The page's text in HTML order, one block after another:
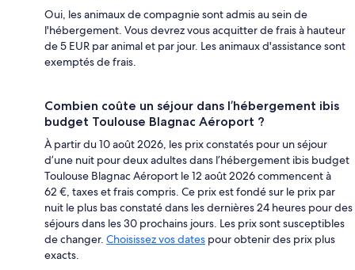
Oui, les animaux de compagnie sont admis au sein de
l'hébergement. Vous devrez vous acquitter de frais à hauteur
de 5 EUR par animal et par jour. Les animaux d'assistance sont
exemptés de frais.
Combien coûte un séjour dans l’hébergement ibis
budget Toulouse Blagnac Aéroport ?
À partir du 10 août 2026, les prix constatés pour un séjour
d’une nuit pour deux adultes dans l’hébergement ibis budget
Toulouse Blagnac Aéroport le 12 août 2026 commencent à
62 €, taxes et frais compris. Ce prix est fondé sur le prix par
nuit le plus bas constaté dans les dernières 24 heures pour des
séjours dans les 30 prochains jours. Les prix sont susceptibles
de changer. Choisissez vos dates pour obtenir des prix plus
exacts.